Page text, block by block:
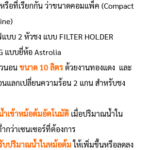
รือที่เรียกกัน ว่าขนาดคอมแพ็ค (Compact
บบ 2 หัวชง แบบ FILTER HOLDER
แบบยี่ห้อ Astrolia
นอนขนาด 10 ลิตรด้วยงานทองแดง และ
แลกเปลี่ยนความร้อน 2 แกน สำหรับชง
ำเข้าหม้อต้มอัตโนมัติ เมื่อปริมาณน้ำใน
กว่าเซนเซอร์ที่ต้องการ
บปริมาณน้ำในหม้อต้มให้เพิ่มขึ้นหรือลดลง